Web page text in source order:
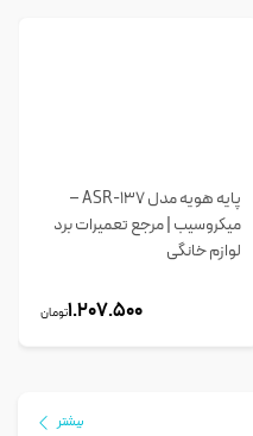
پایه هویه مدل ASR-137 –
میکروسیب | مرجع تعمیرات برد
لوازم خانگی
1.207.500تومان
بیشتر